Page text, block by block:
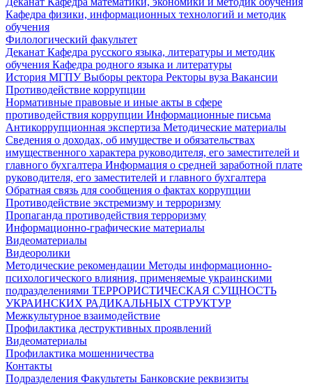
Кафедра физики, информационных технологий и методик
обучения
Филологический факультет
Деканат Кафедра русского языка, литературы и методик
обучения Кафедра родного языка и литературы
История МГПУВыборы ректора Ректоры вуза Вакансии
Противодействие коррупции
Нормативные правовые и иные акты в сфере
противодействия коррупции Информационные письма
Антикоррупционная экспертиза Методические материалы
Сведения о доходах, об имуществе и обязательствах
имущественного характера руководителя, его заместителей и
главного бухгалтера Информация о средней заработной плате
руководителя, его заместителей и главного бухгалтера
Обратная связь для сообщения о фактах коррупции
Противодействие экстремизму и терроризму
Пропаганда противодействия терроризму
Информационно-графические материалы
Видеоматериалы
Видеоролики
Методические рекомендации Методы информационно-
психологического влияния, применяемые украинскими
подразделениями ТЕРРОРИСТИЧЕСКАЯ СУЩНОСТЬ
УКРАИНСКИХ РАДИКАЛЬНЫХ СТРУКТУР
Межкультурное взаимодействие
Профилактика деструктивных проявлений
Видеоматериалы
Профилактика мошенничества
Контакты
Подразделения Факультеты Банковские реквизиты